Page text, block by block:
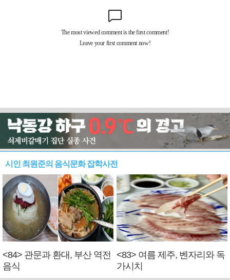
시인 최원준의 음식문화 잡학사전
<84> 관문과 환대, 부산 역전
음식
<83> 여름 제주, 벤자리와 독
가시치